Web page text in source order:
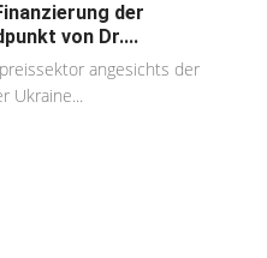
der
von Dr....
angesichts der
Ukraine...